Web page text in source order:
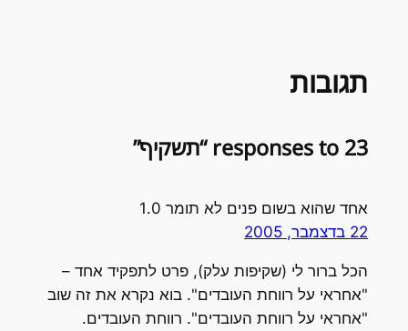
תגובות
23 responses to “תשקיף”
אחד שהוא בשום פנים לא תומר 1.0
22 בדצמבר, 2005
הכל ברור לי (שקיפות עלק), פרט לתפקיד אחד –
"אחראי על רווחת העובדים". בוא נקרא את זה שוב
"אחראי על רווחת העובדים". רווחת העובדים.